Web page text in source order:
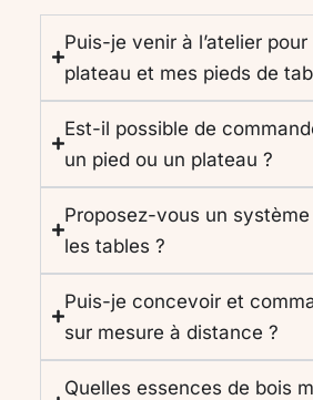
Puis-je venir à l’atelier
plateau et mes pieds de
Est-il possible de
un pied ou un plateau ?
Proposez-vous un système
les tables ?
Puis-je concevoir et
sur mesure à distance ?
Quelles essences de bois